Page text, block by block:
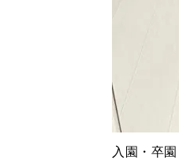
入園・卒